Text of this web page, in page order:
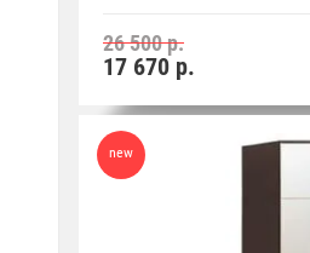
26 500 р.
17 670р.
new